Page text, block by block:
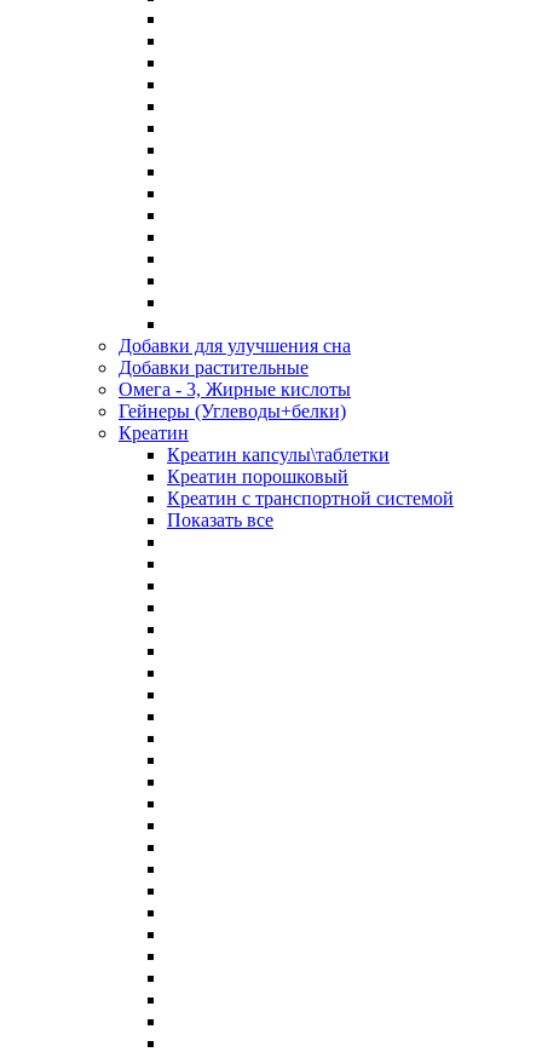
Добавки для улучшения сна
Добавки растительные
Омега - 3, Жирные кислоты
Гейнеры (Углеводы+белки)
Креатин
Креатин капсулы\таблетки
Креатин порошковый
Креатин с транспортной системой
Показать все